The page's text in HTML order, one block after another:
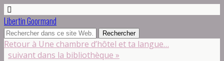
Libertin Goormand
Retour à Une chambre d’hôtel et ta langue…
suivant dans la bibliothèque »